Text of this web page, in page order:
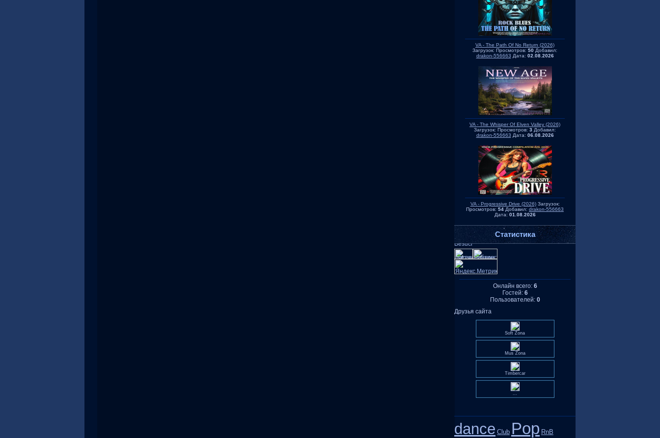
VA - The Path Of No Return (2026)
Загрузок: Просмотров: 50 Добавил:
drakon-556663 Дата: 02.08.2026
VA - The Whisper Of Elven Valley (2026)
Загрузок: Просмотров: 3 Добавил:
drakon-556663 Дата: 06.08.2026
VA - Progressive Drive (2026)Загрузок:
Просмотров: 54 Добавил: drakon-556663
Дата: 01.08.2026
Статистика
Онлайн всего: 6
Гостей: 6
Пользователей: 0
Друзья сайта
Soft Zona
Mus Zona
Timbercar
...
dance Club Pop RnB